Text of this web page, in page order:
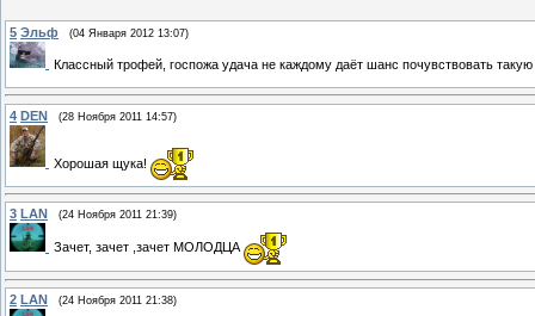
5 Эльф (04 Января 2012 13:07)
Классный трофей, госпожа удача не каждому даёт шанс почувствовать
4 DEN (28 Ноября 2011 14:57)
Хорошая щука!
3 LAN (24 Ноября 2011 21:39)
Зачет, зачет ,зачет МОЛОДЦА
2 LAN (24 Ноября 2011 21:38)